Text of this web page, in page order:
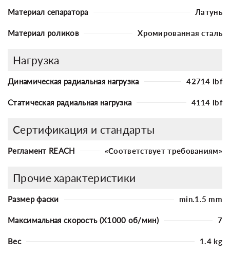
Материал сепаратора Латунь
Материал роликов Хромированная сталь
Нагрузка
Динамическая радиальная нагрузка 42714 lbf
Статическая радиальная нагрузка 4114 lbf
Сертификация и стандарты
Регламент REACH «Соответствует требованиям»
Прочие характеристики
Размер фаски min.1.5 mm
Максимальная скорость (X1000 об/мин) 7
Вес 1.4 kg